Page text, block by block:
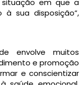
em que a
sua disposição”,
envolve muitos
e promoção
e conscientizar